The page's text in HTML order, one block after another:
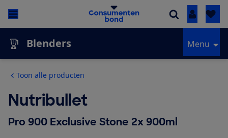
Inloggen
Blenders Menu
Toon alle producten
Nutribullet
Pro 900 Exclusive Stone 2x 900ml